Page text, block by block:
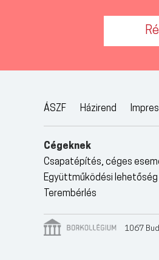
ÁSZF Házirend
Cégeknek
Csapatépítés, céges
Együttműködési lehetőség
Terembérlés
1067